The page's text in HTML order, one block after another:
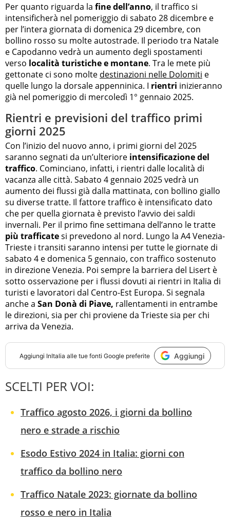
Per quanto riguarda la fine dell’anno, il traffico si
intensificherà nel pomeriggio di sabato 28 dicembre e
per l’intera giornata di domenica 29 dicembre, con
bollino rosso su molte autostrade. Il periodo tra Natale
e Capodanno vedrà un aumento degli spostamenti
verso località turistiche e montane. Tra le mete più
gettonate ci sono molte destinazioni nelle Dolomiti e
quelle lungo la dorsale appenninica. I rientri inizieranno
già nel pomeriggio di mercoledì 1° gennaio 2025.
Rientri e previsioni del traffico primi
giorni 2025
Con l’inizio del nuovo anno, i primi giorni del 2025
saranno segnati da un’ulteriore intensificazione del
traffico. Cominciano, infatti, i rientri dalle località di
vacanza alle città. Sabato 4 gennaio 2025 vedrà un
aumento dei flussi già dalla mattinata, con bollino giallo
su diverse tratte. Il fattore traffico è intensificato dato
che per quella giornata è previsto l’avvio dei saldi
invernali. Per il primo fine settimana dell’anno le tratte
più trafficatesi prevedono al nord. Lungo la A4 Venezia-
Trieste i transiti saranno intensi per tutte le giornate di
sabato 4 e domenica 5 gennaio, con traffico sostenuto
in direzione Venezia. Poi sempre la barriera del Lisert è
sotto osservazione per i flussi dovuti ai rientri in Italia di
turisti e lavoratori dal Centro-Est Europa. Si segnala
anche a San Donà di Piave, rallentamenti in entrambe
le direzioni, sia per chi proviene da Trieste sia per chi
arriva da Venezia.
Aggiungi InItalia alle tue fonti Google preferite Aggiungi
SCELTI PER VOI:
Traffico agosto 2026, i giorni da bollino
nero e strade a rischio
Esodo Estivo 2024 in Italia: giorni con
traffico da bollino nero
Traffico Natale 2023: giornate da bollino
rosso e nero in Italia